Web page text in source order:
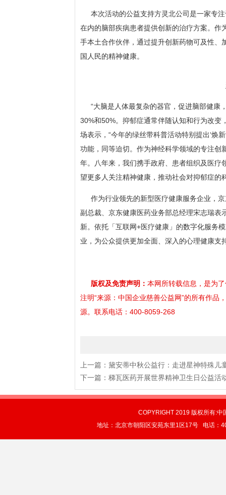
本次活动的公益支持方灵北公司是一家专
在内的脑部疾病患者提供创新的治疗方案。
手本土合作伙伴，通过提升创新药物可及性
国人民的精神健康。
“大脑是人体最复杂的器官，促进脑部健康
30%和50%。抑郁症通常伴随认知和行为改变
场表示，“今年的绿丝带科普活动特别提出‘焕
功能，同等迫切。作为神经科学领域的专注创
年。八年来，我们携手政府、患者组织及医
望更多人关注精神健康，推动社会对抑郁症的
作为行业领先的新型医疗健康服务企业，
副总裁、京东健康医药业务部总经理宋志瑞
新。依托「互联网+医疗健康」的数字化服务
业，为公众提供更加全面、深入的心理健康支
版权及免责声明： 本网所转载信息，是为
注明“来源：中国企业慈善公益网”的所有作品
源。联系电话：400-8059-268
上一篇： 黛安蒂中秋公益行：走进星神特殊儿
下一篇： 梯瓦医药开展世界精神卫生日公益活
COPYRIGHT 2019 版权所有:
地址：北京市朝阳区安苑东里1区17号 电话